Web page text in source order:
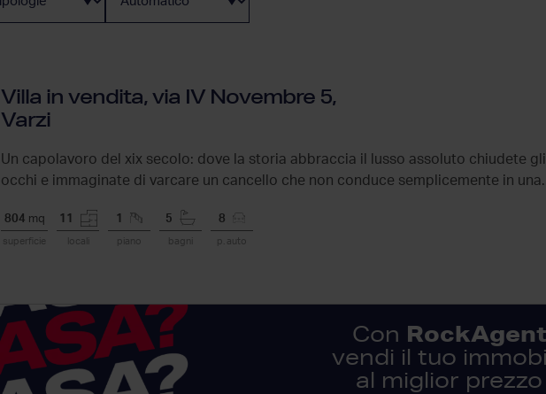
Villa in vendita, via IV Novembre 5,
Varzi
Un capolavoro del xix secolo: dove la storia abbraccia il lusso assoluto chiudete gli
occhi e immaginate di varcare un cancello che non conduce semplicemente in
804 mq
superficie
11
locali
1
piano
5
bagni
8
p. auto
Con RockAgent
vendi il tuo
al miglior prezzo